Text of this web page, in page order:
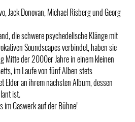
Jack Donovan, Michael Risberg und Georg
die schwere psychedelische Klänge mit
Soundscapes verbindet, haben sie
Mitte der 2000er Jahre in einem kleinen
im Laufe von fünf Alben stets
Elder an ihrem nächsten Album, dessen
ist.
Gaswerk auf der Bühne!